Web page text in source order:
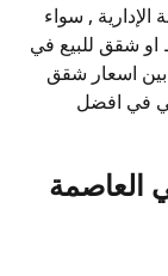
, سواء
او شقق للبيع في
بين اسعار شقق
في افضل
العاصمة